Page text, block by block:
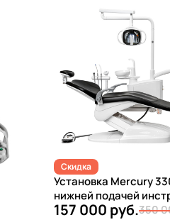
Скидка
Установка Mercury
нижней подачей
157 000 руб.350